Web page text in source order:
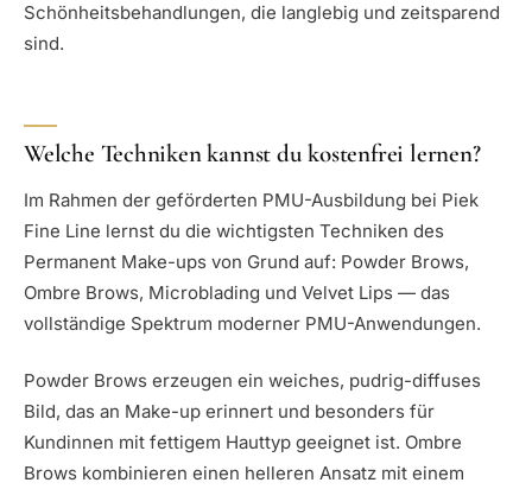
Schönheitsbehandlungen, die langlebig und zeitsparend
sind.
Welche Techniken kannst du kostenfrei lernen?
Im Rahmen der geförderten PMU-Ausbildung bei Piek
Fine Line lernst du die wichtigsten Techniken des
Permanent Make-ups von Grund auf: Powder Brows,
Ombre Brows, Microblading und Velvet Lips — das
vollständige Spektrum moderner PMU-Anwendungen.
Powder Brows erzeugen ein weiches, pudrig-diffuses
Bild, das an Make-up erinnert und besonders für
Kundinnen mit fettigem Hauttyp geeignet ist. Ombre
Brows kombinieren einen helleren Ansatz mit einem